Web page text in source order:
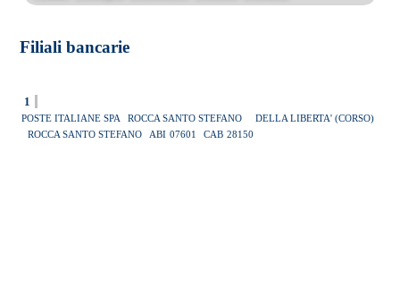
Filiali bancarie
1
POSTE ITALIANE SPA ROCCA SANTO STEFANO
DELLA LIBERTA' (CORSO)
ROCCA SANTO STEFANO
ABI 07601 CAB 28150